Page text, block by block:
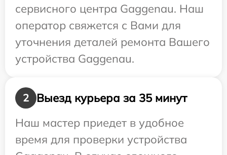
сервисного центра Gaggenau. Наш
оператор свяжется с Вами для
уточнения деталей ремонта Вашего
устройства Gaggenau.
2
Выезд курьера за 35 минут
Наш мастер приедет в удобное
время для проверки устройства